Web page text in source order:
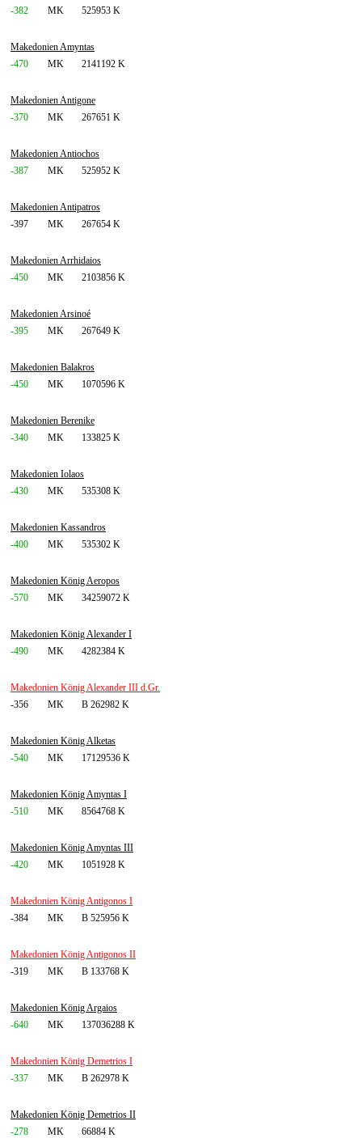
-382 MK 525953 K
Makedonien Amyntas
-470
MK 2141192 K
Makedonien Antigone
-370
MK 267651 K
Makedonien Antiochos
-387
MK 525952 K
Makedonien Antipatros
-397
MK 267654 K
Makedonien Arrhidaios
-450
MK 2103856 K
Makedonien Arsinoé
-395
MK 267649 K
Makedonien Balakros
-450
MK 1070596 K
Makedonien Berenike
-340
MK 133825 K
Makedonien Iolaos
-430
MK 535308 K
Makedonien Kassandros
-400
MK 535302 K
Makedonien König Aeropos
-570
MK 34259072 K
Makedonien König Alexander I
-490
MK 4282384 K
Makedonien König Alexander III d.Gr.
-356
MK B 262982 K
Makedonien König Alketas
-540
MK 17129536 K
Makedonien König Amyntas I
-510
MK 8564768 K
Makedonien König Amyntas III
-420
MK 1051928 K
Makedonien König Antigonos I
-384
MK B 525956 K
Makedonien König Antigonos II
-319
MK B 133768 K
Makedonien König Argaios
-640
MK 137036288 K
Makedonien König Demetrios I
-337
MK B 262978 K
Makedonien König Demetrios II
-278
MK 66884 K